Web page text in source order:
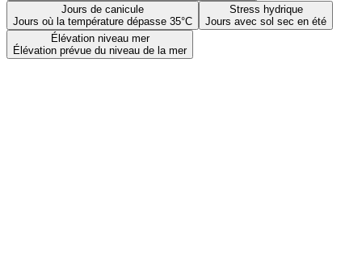
Jours de canicule
Jours où la température dépasse 35°C
Stress hydrique
Jours avec sol sec en été
Élévation niveau mer
Élévation prévue du niveau de la mer